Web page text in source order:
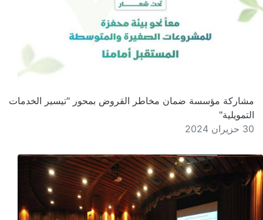
مشاركة مؤسسة ضمان مخاطر القروض بمحور "تيسير الخدمات
التمويلية"
30 حزيران 2024